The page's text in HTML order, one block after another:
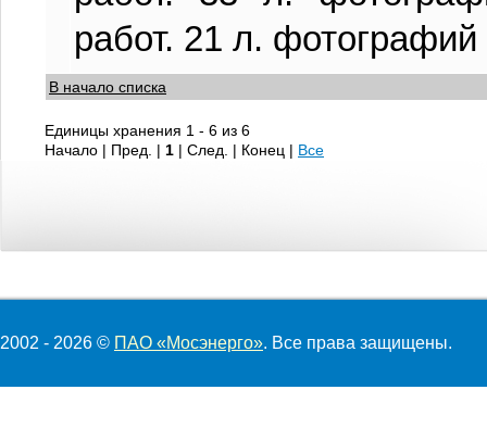
работ. 21 л. фотографий
В начало списка
Единицы хранения 1 - 6 из 6
Начало | Пред. | 1 | След. | Конец | Все
2002 - 2026 © ПАО «Мосэнерго». Все права защищены.